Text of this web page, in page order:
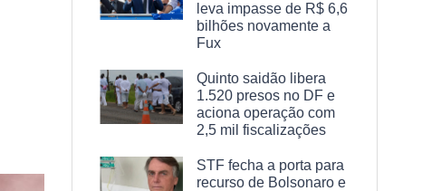
leva impasse de R$ 6,6
bilhões novamente a
Fux
Quinto saidão libera
1.520 presos no DF e
aciona operação com
2,5 mil fiscalizações
STF fecha a porta para
recurso de Bolsonaro e